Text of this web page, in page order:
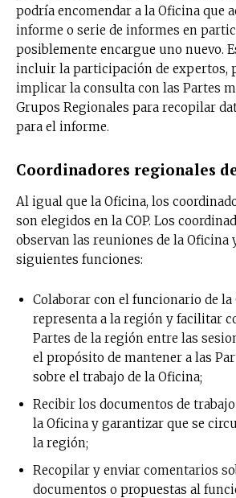
podría encomendar a la Oficina que
informe o serie de informes en
posiblemente encargue uno nuevo.
incluir la participación de expertos,
implicar la consulta con las Partes
Grupos Regionales para recopilar
para el informe.
Coordinadores regionales
Al igual que la Oficina, los
son elegidos en la COP. Los
observan las reuniones de la Oficina
siguientes funciones:
Colaborar con el funcionario de la
representa a la región y facilitar
Partes de la región entre las
el propósito de mantener a las
sobre el trabajo de la Oficina;
Recibir los documentos de
la Oficina y garantizar que se
la región;
Recopilar y enviar comentarios
documentos o propuestas al